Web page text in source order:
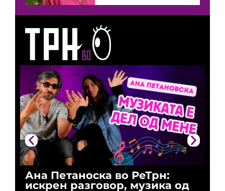
Ана Петаноска во РеТрн:
искрен разговор, музика од